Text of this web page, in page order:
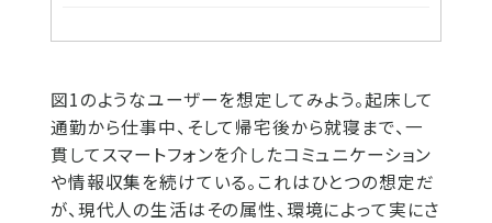
図1のようなユーザーを想定してみよう。起床して
通勤から仕事中、そして帰宅後から就寝まで、一
貫してスマートフォンを介したコミュニケーション
や情報収集を続けている。これはひとつの想定だ
が、現代人の生活はその属性、環境によって実にさ